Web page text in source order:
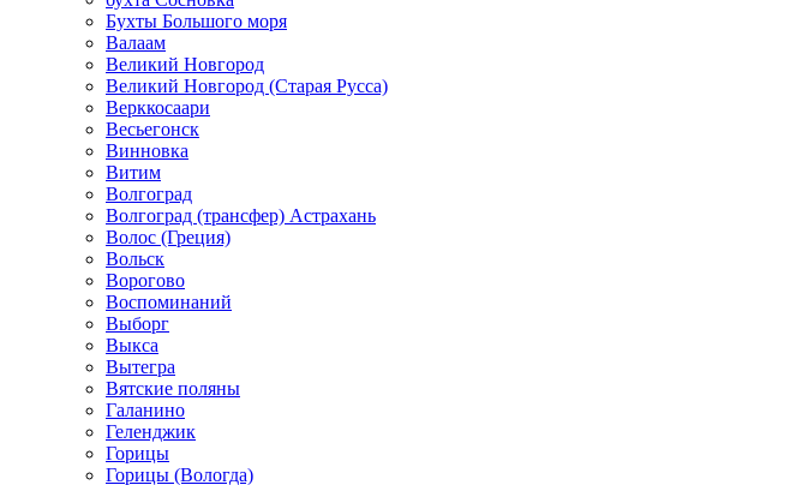
Бухты Большого моря
Валаам
Великий Новгород
Великий Новгород (Старая Русса)
Верккосаари
Весьегонск
Винновка
Витим
Волгоград
Волгоград (трансфер) Астрахань
Волос (Греция)
Вольск
Ворогово
Воспоминаний
Выборг
Выкса
Вытегра
Вятские поляны
Галанино
Геленджик
Горицы
Горицы (Вологда)